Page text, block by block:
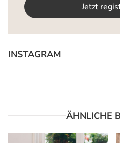
Jetzt
INSTAGRAM
ÄHNLICHE